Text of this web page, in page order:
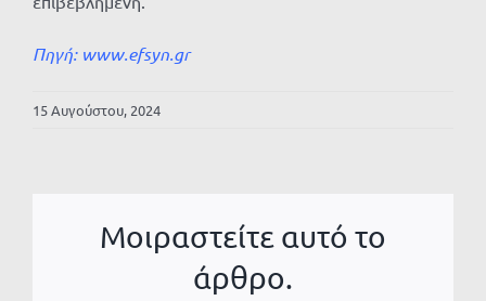
Πηγή: www.efsyn.gr
15 Αυγούστου, 2024
Μοιραστείτε αυτό το
άρθρο.